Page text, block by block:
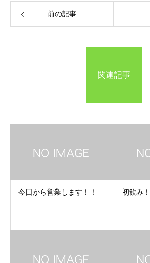
前の記事
関連記事
今日から営業します！！ 初飲み！